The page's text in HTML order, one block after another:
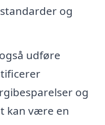
og
udføre
og
kan være en